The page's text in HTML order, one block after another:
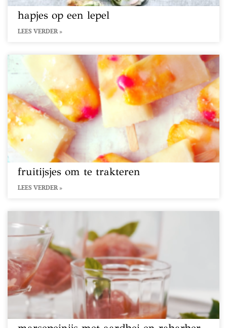
hapjes op een lepel
LEES VERDER »
fruitijsjes om te trakteren
LEES VERDER »